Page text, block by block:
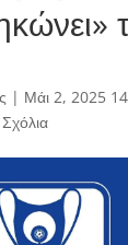
| Μάι 2, 2025